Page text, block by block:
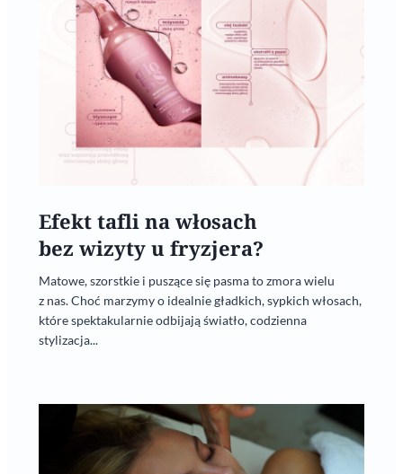
Efekt tafli na włosach
bez wizyty u fryzjera?
Matowe, szorstkie i puszące się pasma to zmora wielu
z nas. Choć marzymy o idealnie gładkich, sypkich włosach,
które spektakularnie odbijają światło, codzienna
stylizacja...